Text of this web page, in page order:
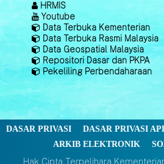
HRMIS
Youtube
Data Terbuka Kementerian
Data Terbuka Rasmi Malaysia
Data Geospatial Malaysia
Repositori Dasar dan PKPA
Pekeliling Perbendaharaan
DASAR PRIVASI DASAR PRIVASI
ARKIB ELEKTRONIK
Hak Cipta Terpelihara